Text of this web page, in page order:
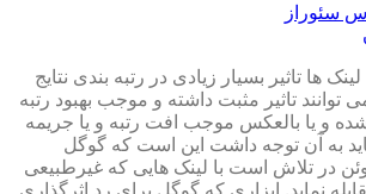
سئوراز
ها تاثیر بسیار زیادی در رتبه بندی نتایج
توانند تاثیر مثبت داشته و موجب بهبود رتبه
و یا بالعکس موجب افت رتبه و یا جریمه
به آن توجه داشت این است که گوگل
در تلاش است با لینک هایی که غیرطبیعی
نماید. ابزاری که گوگل برای رد اثرگذاری